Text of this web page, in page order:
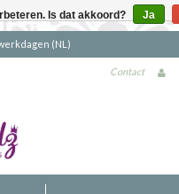
Gratis verzending boven
Contact
Is dat akkoord? Ja